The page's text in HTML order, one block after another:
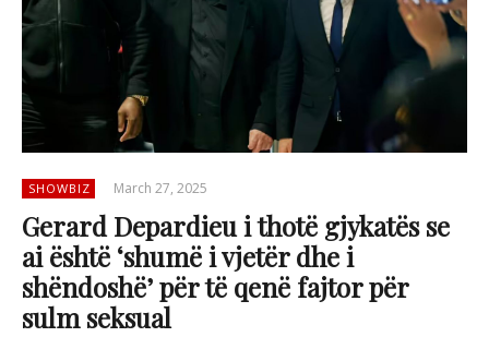
SHOWBIZ March 27, 2025
Gerard Depardieu i thotë gjykatës se
ai është ‘shumë i vjetër dhe i
shëndoshë’ për të qenë fajtor për
sulm seksual